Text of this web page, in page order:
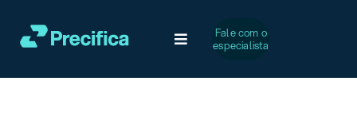
para
conteúdo
Toggle
Fale com o
especialista